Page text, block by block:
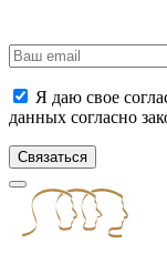
Я даю свое
данных согласно
Связаться